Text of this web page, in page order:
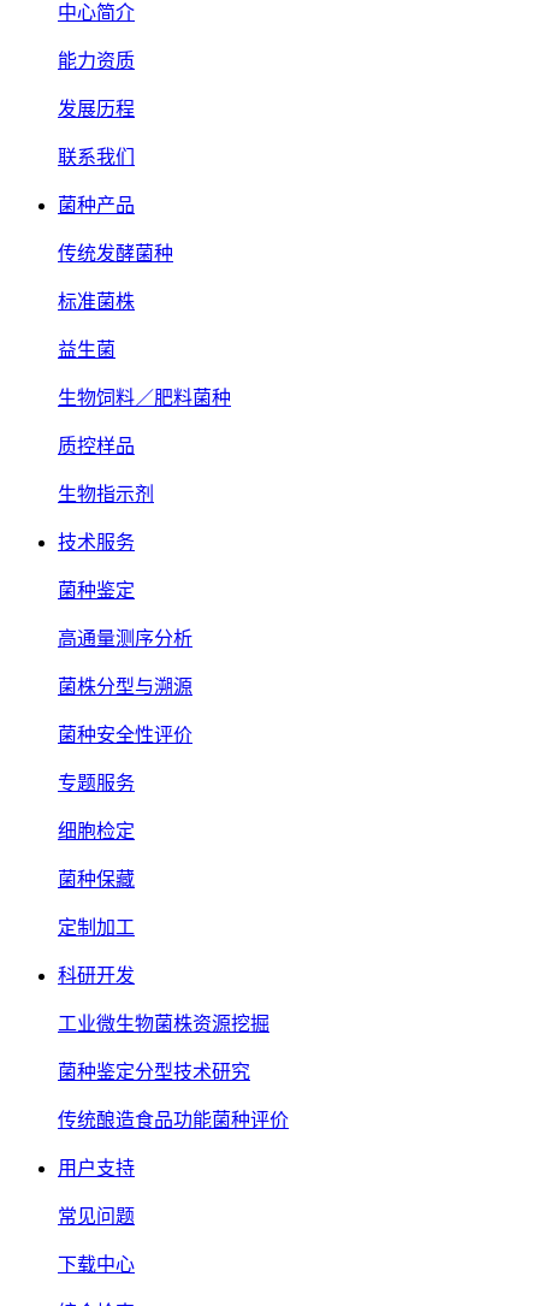
中心简介
能力资质
发展历程
联系我们
菌种产品
传统发酵菌种
标准菌株
益生菌
生物饲料／肥料菌种
质控样品
生物指示剂
技术服务
菌种鉴定
高通量测序分析
菌株分型与溯源
菌种安全性评价
专题服务
细胞检定
菌种保藏
定制加工
科研开发
工业微生物菌株资源挖掘
菌种鉴定分型技术研究
传统酿造食品功能菌种评价
用户支持
常见问题
下载中心